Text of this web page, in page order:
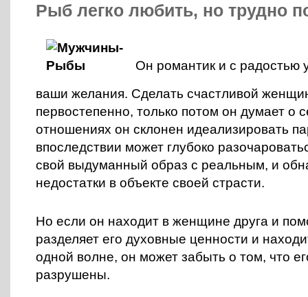
Рыб легко любить, но трудно
Он романтик и с радостью
ваши желания. Сделать счастливой
первостепенно, только потом он думает о
отношениях он склонен идеализировать
впоследствии может глубоко
свой выдуманный образ с реальным, и
недостатки в объекте своей страсти.
Но если он находит в женщине друга и
разделяет его духовные ценности и
одной волне, он может забыть о том, что
разрушены.